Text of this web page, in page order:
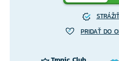
PRIDAŤ DO